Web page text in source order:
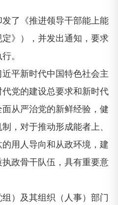
了《推进领导干部能上能
》），并发出通知，要求
。
平新时代中国特色社会主
党的建设总要求和新时代
从严治党的新鲜经验，健
，对于推动形成能者上、
用人导向和从政环境，建
政骨干队伍，具有重要意
）及其组织（人事）部门